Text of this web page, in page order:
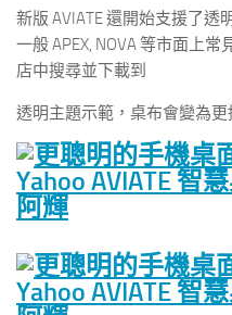
新版 AVIATE 還開始支援了
一般 APEX, NOVA 等市面上
店中搜尋並下載到
透明主題示範，桌布會變為更